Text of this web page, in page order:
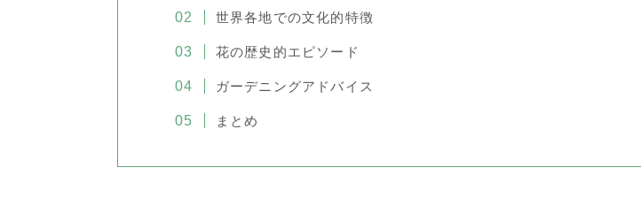
世界各地での文化的特徴
花の歴史的エピソード
ガーデニングアドバイス
まとめ